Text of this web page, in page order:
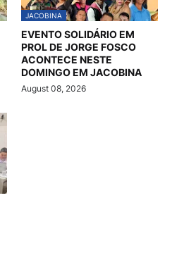
JACOBINA
EVENTO SOLIDÁRIO EM
PROL DE JORGE FOSCO
ACONTECE NESTE
DOMINGO EM JACOBINA
August 08, 2026